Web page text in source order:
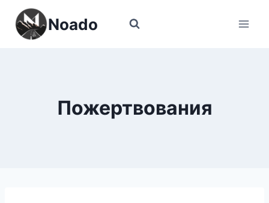
Перейти
содержимому
Noado
Пожертвования